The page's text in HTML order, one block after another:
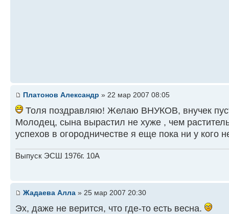
Платонов Александр » 22 мар 2007 08:05
Толя поздравляю! Желаю ВНУКОВ, внучек
Молодец, сына вырастил не хуже , чем
успехов в огородничестве я еще пока ни у кого
Выпуск ЭСШ 1976г. 10А
Жадаева Алла » 25 мар 2007 20:30
Эх, даже не верится, что где-то есть весна.